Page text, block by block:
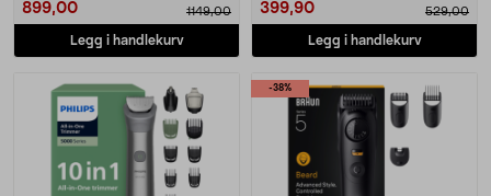
899,00 1149,00
Legg i handlekurv
399,90 529,00
Legg i handlekurv
-38%